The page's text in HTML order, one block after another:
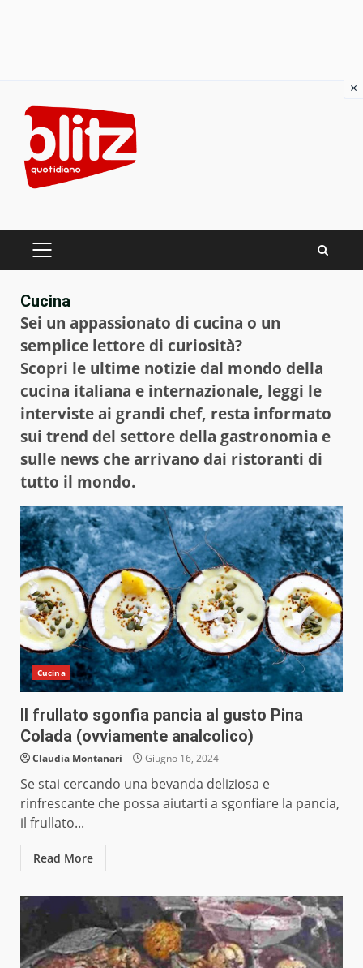
content
PRIMARY
Cucina
Sei un appassionato di cucina o un
semplice lettore di curiosità?
Scopri le ultime notizie dal mondo della
cucina italiana e internazionale, leggi le
interviste ai grandi chef, resta informato
sui trend del settore della gastronomia e
sulle news che arrivano dai ristoranti di
tutto il mondo.
Cucina
Il frullato sgonfia pancia al gusto Pina
Colada (ovviamente analcolico)
Claudia Montanari Giugno 16, 2024
Se stai cercando una bevanda deliziosa e
rinfrescante che possa aiutarti a sgonfiare la pancia,
il frullato...
Read More
×